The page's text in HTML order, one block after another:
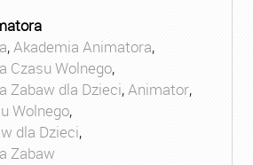
,Akademia Animatora,
Czasu Wolnego,
Zabaw dla Dzieci,Animator,
Wolnego,
dla Dzieci,
Zabaw